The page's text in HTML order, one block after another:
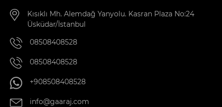
Kısıklı Mh. Alemdağ Yanyolu. Kasran Plaza No:24
Üsküdar/İstanbul
08508408528
08508408528
+908508408528
info@gaaraj.com